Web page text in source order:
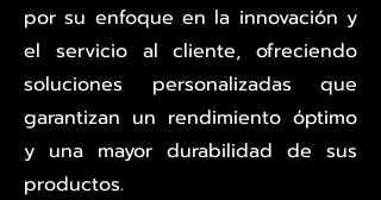
por su enfoque en la innovación y
el servicio al cliente, ofreciendo
soluciones personalizadas que
garantizan un rendimiento óptimo
y una mayor durabilidad de sus
productos.